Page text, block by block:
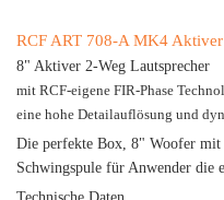
RCF ART 708-A MK4
8" Aktiver 2-Weg Lautsprecher
mit RCF-eigene FIR-Phase
eine hohe Detailauflösung und
Die perfekte Box, 8" Woofer
Schwingspule für Anwender die